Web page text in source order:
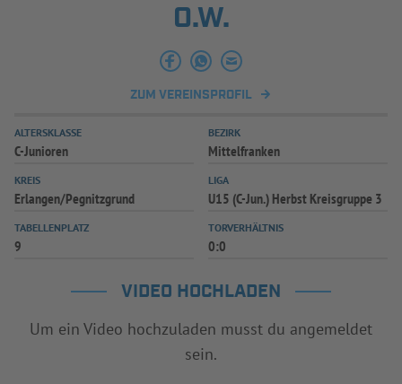
O.W.
ZUM VEREINSPROFIL
ALTERSKLASSE
C-Junioren
BEZIRK
Mittelfranken
KREIS
Erlangen/Pegnitzgrund
LIGA
U15 (C-Jun.) Herbst Kreisgruppe 3
TABELLENPLATZ
9
TORVERHÄLTNIS
0:0
VIDEO HOCHLADEN
Um ein Video hochzuladen musst du angemeldet
sein.